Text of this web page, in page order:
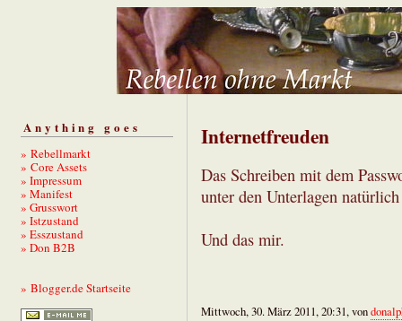
Anything goes
» Rebellmarkt
» Core Assets
» Impressum
» Manifest
» Grusswort
» Istzustand
» Esszustand
» Don B2B
» Blogger.de Startseite
Internetfreuden
Das Schreiben mit dem
unter den Unterlagen
Und das mir.
Mittwoch, 30. März 2011, 20:31, von